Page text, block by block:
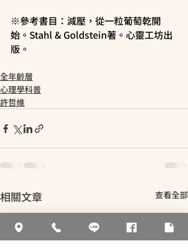
※參考書目：減壓，從一粒葡萄乾開
始。Stahl & Goldstein著。心靈工坊出
版。
全年齡層
心理學科普
許哲維
相關文章 查看全部